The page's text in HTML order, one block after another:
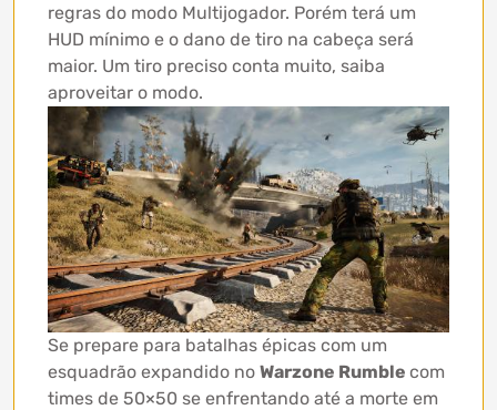
regras do modo Multijogador. Porém terá um
HUD mínimo e o dano de tiro na cabeça será
maior. Um tiro preciso conta muito, saiba
aproveitar o modo.
Se prepare para batalhas épicas com um
esquadrão expandido no Warzone Rumble com
times de 50×50 se enfrentando até a morte em